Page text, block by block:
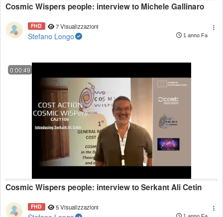
Cosmic Wispers people: interview to Michele Gallinaro
FHD 7 Visualizzazioni
Stefano Longo 1 anno Fa
0:00:49
Cosmic Wispers people: interview to Serkant Ali Cetin
FHD 5 Visualizzazioni